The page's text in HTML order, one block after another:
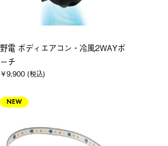
野電 ボディエアコン・冷風2WAYポ
ーチ
￥9,900 (税込)
NEW